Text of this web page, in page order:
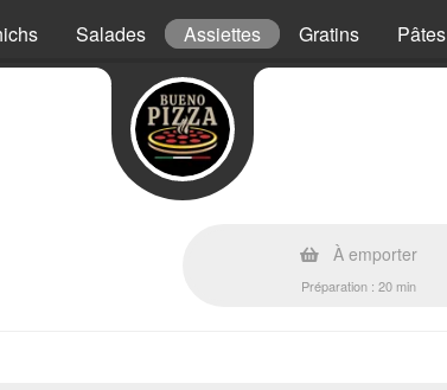
Salades Assiettes Gratins Pâtes
À emporter
Préparation : 20 min